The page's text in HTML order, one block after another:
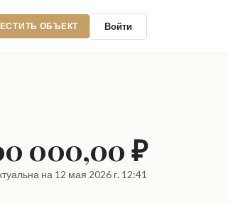
ОБЪЕКТ Войти
000,00 ₽
на 12 мая 2026 г. 12:41